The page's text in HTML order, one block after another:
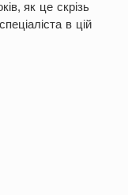
як це скрізь
в цій